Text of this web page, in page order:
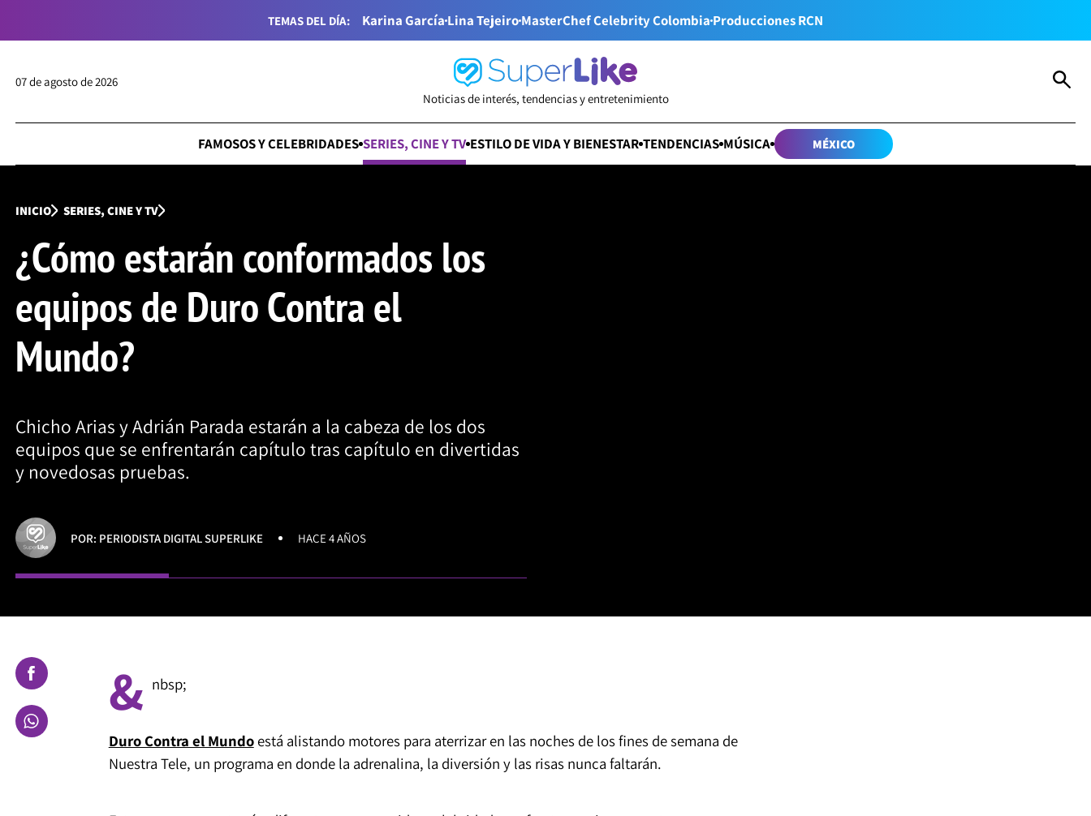
TEMAS DEL DÍA: Karina GarcíaLina TejeiroMasterChef Celebrity ColombiaProducciones RCN
07 de agosto de 2026
Noticias de interés, tendencias y entretenimiento
FAMOSOS Y CELEBRIDADES SERIES, CINE Y TV ESTILO DE VIDA Y BIENESTAR TENDENCIAS MÚSICA MÉXICO
INICIO SERIES, CINE Y TV
¿Cómo estarán conformados los
equipos de Duro Contra el
Mundo?
Chicho Arias y Adrián Parada estarán a la cabeza de los dos
equipos que se enfrentarán capítulo tras capítulo en divertidas
y novedosas pruebas.
POR: PERIODISTA DIGITAL SUPERLIKE HACE 4 AÑOS
& nbsp;
Duro Contra el Mundoestá alistando motores para aterrizar en las noches de los fines de semana de
Nuestra Tele, un programa en donde la adrenalina, la diversión y las risas nunca faltarán.